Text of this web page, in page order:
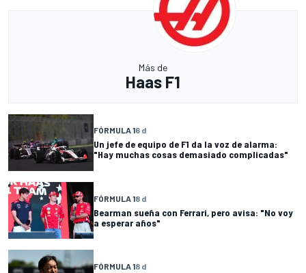
Más de
Haas F1
FÓRMULA 16 d
Un jefe de equipo de F1 da la voz de alarma:
"Hay muchas cosas demasiado complicadas"
FÓRMULA 18 d
Bearman sueña con Ferrari, pero avisa: "No voy
a esperar años"
FÓRMULA 18 d